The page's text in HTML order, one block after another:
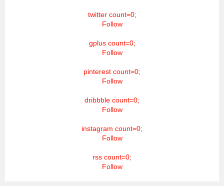
twitter count=0;
Follow
gplus count=0;
Follow
pinterest count=0;
Follow
dribbble count=0;
Follow
instagram count=0;
Follow
rss count=0;
Follow